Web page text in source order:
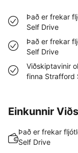
Það er frekar
Self Drive
Það er frekar
Self Drive
Viðskiptavinir
finna Strafford
Einkunnir
Það er frekar
Self Drive